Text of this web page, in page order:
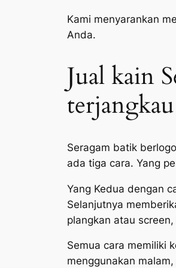
Kami menyarankan
Anda.
Jual kain
terjangkau
Seragam batik
ada tiga cara. Yang
Yang Kedua dengan
Selanjutnya
plangkan atau
Semua cara memiliki
menggunakan